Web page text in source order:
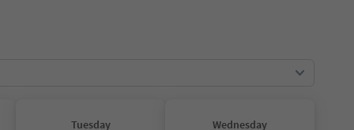
Tuesday Wednesday